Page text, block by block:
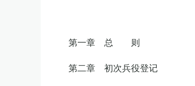
第一章 总 则
第二章 初次兵役登记